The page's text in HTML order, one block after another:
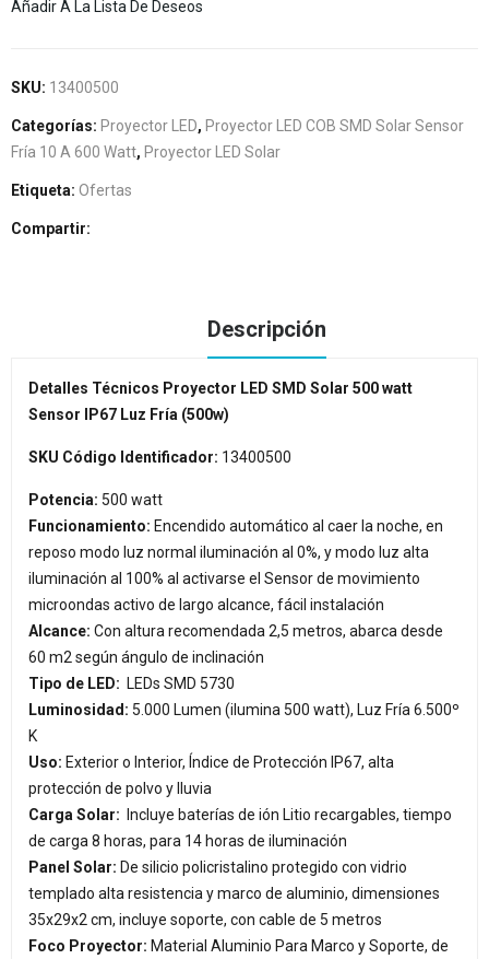
Añadir A La Lista De Deseos
SKU: 13400500
Categorías: Proyector LED, Proyector LED COB SMD Solar Sensor
Fría 10 A 600 Watt, Proyector LED Solar
Etiqueta: Ofertas
Compartir
Descripción
Detalles Técnicos Proyector LED SMD Solar 500 watt
Sensor IP67 Luz Fría (500w)
SKU Código Identificador: 13400500
Potencia: 500 watt
Funcionamiento: Encendido automático al caer la noche, en
reposo modo luz normal iluminación al 0%, y modo luz alta
iluminación al 100% al activarse el Sensor de movimiento
microondas activo de largo alcance, fácil instalación
Alcance: Con altura recomendada 2,5 metros, abarca desde
60 m2 según ángulo de inclinación
Tipo de LED: LEDs SMD 5730
Luminosidad: 5.000 Lumen (ilumina 500 watt), Luz Fría 6.500º
K
Uso: Exterior o Interior, Índice de Protección IP67, alta
protección de polvo y lluvia
Carga Solar: Incluye baterías de ión Litio recargables, tiempo
de carga 8 horas, para 14 horas de iluminación
Panel Solar: De silicio policristalino protegido con vidrio
templado alta resistencia y marco de aluminio, dimensiones
35x29x2 cm, incluye soporte, con cable de 5 metros
Foco Proyector: Material Aluminio Para Marco y Soporte, de